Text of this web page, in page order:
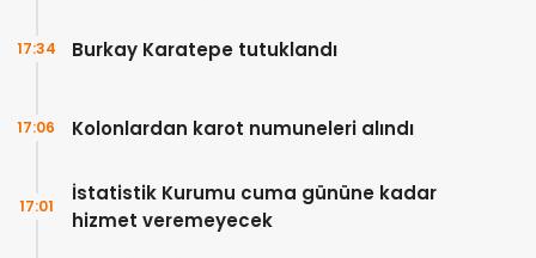
Burkay Karatepe tutuklandı
17:34
Kolonlardan karot numuneleri alındı
17:06
İstatistik Kurumu cuma gününe kadar
hizmet veremeyecek
17:01